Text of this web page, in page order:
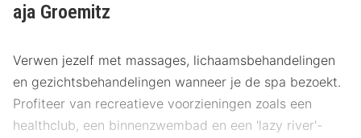
aja Groemitz
Verwen jezelf met massages, lichaamsbehandelingen
en gezichtsbehandelingen wanneer je de spa bezoekt.
Profiteer van recreatieve voorzieningen zoals een
healthclub, een binnenzwembad en een 'lazy river'-